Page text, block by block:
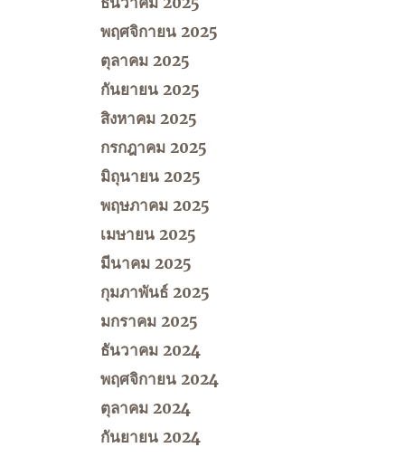
พฤศจิกายน 2025
ตุลาคม 2025
กันยายน 2025
สิงหาคม 2025
กรกฎาคม 2025
มิถุนายน 2025
พฤษภาคม 2025
เมษายน 2025
มีนาคม 2025
กุมภาพันธ์ 2025
มกราคม 2025
ธันวาคม 2024
พฤศจิกายน 2024
ตุลาคม 2024
กันยายน 2024